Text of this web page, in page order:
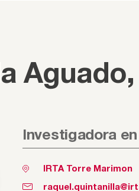
Aguado,
Investigadora
IRTA Torre Marimon